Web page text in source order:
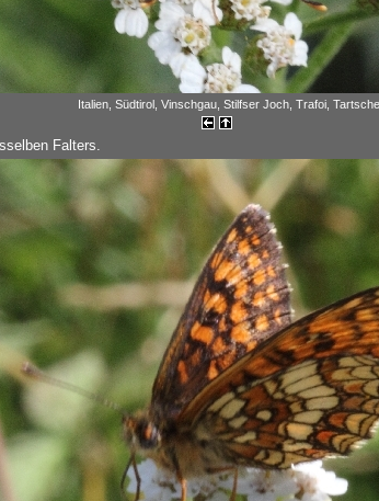
Italien, Südtirol, Vinschgau, Stilfser Joch, Trafoi,
Falters.